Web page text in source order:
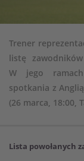
Trener
listę
W jego ramach
spotkania z
(26 marca, 18:00,
Lista powołanych